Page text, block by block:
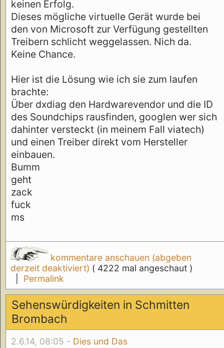
keinen Erfolg.
Dieses mögliche virtuelle Gerät wurde bei
den von Microsoft zur Verfügung gestellten
Treibern schlicht weggelassen. Nich da.
Keine Chance.
Hier ist die Lösung wie ich sie zum laufen
brachte:
Über dxdiag den Hardwarevendor und die ID
des Soundchips rausfinden, googlen wer sich
dahinter versteckt (in meinem Fall viatech)
und einen Treiber direkt vom Hersteller
einbauen.
Bumm
geht
zack
fuck
ms
kommentare anschauen (abgeben
derzeit deaktiviert) ( 4222 mal angeschaut )
Permalink
Sehenswürdigkeiten in Schmitten
Brombach
2.6.14, 08:05 - Dies und Das